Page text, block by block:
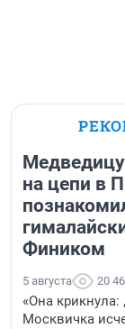
на цепи в
Фиником
5 августа 20
«Она крикнула:
Москвичка